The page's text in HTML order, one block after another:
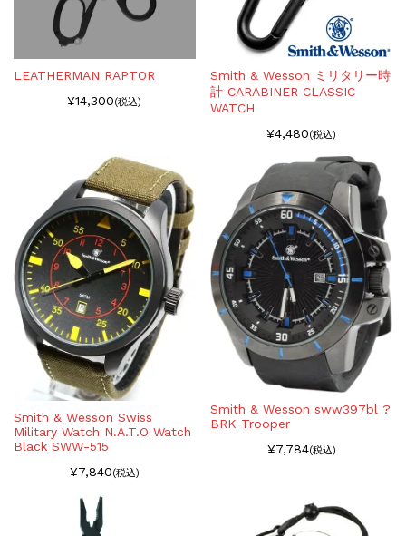
LEATHERMAN RAPTOR
¥14,300(税込)
Smith & Wesson ミリタリー時
計 CARABINER CLASSIC
WATCH
¥4,480(税込)
Smith & Wesson Swiss
Military Watch N.A.T.O Watch
Black SWW-515
¥7,840(税込)
Smith & Wesson sww397bl ?
BRK Trooper
¥7,784(税込)